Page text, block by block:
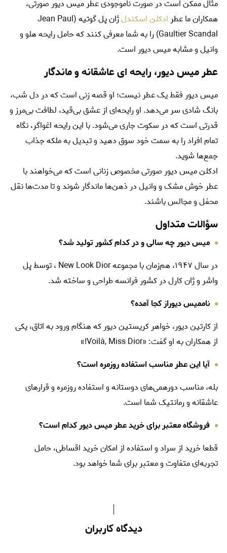
مثال ممکن است در صورت ناموجودی عطر میس دیور صورتی،
همکاران ما عطر ادکلن اسکندل
ژان پل گوتیه (Jean Paul
Gaultier Scandal) را به شما معرفی کنند که حامل رایحه هلو و
وانیل و مشابه میس دیور است.
عطر میس دیور، رایحه ای عاشقانه و ماندگار
میس دیور فقط یک عطر نیست؛ او قصه‌ زنی ا‌ست که در دل شب،
بانگ شادی سر می‌دهد. او رایحه‌ای از عشق بی‌قید، لطافت بی‌مرز و
قدرتی است که در سکوت جاری‌ می‌شود. با این رایحه اغواگر، نگاه
تمام افراد را به سمت خود سوق دهید و تبدیل به ملکه جذاب
جمع‌ها شوید.
ادکلن میس دیور صورتی مخصوص زنانی است که می‌خواهند با
عطر خوش مشک و وانیل در ذهن‌ها ماندگار شوند و تا مدت‌ها نقل
محفل و مجالس باشند.
سؤالات متداول
میس دیور چه سالی و در کدام کشور تولید شد؟
در سال ۱۹۴۷، هم‌زمان با مجموعه New Look Dior ، توسط پل
واشر و ژان کارل در کشور فرانسه طراحی و ساخته شد.
ناممیس دیوراز کجا آمده؟
از کارتین دیور، خواهر کریستین دیور که هنگام ورود به اتاق، یکی
از همکاران به او گفت: «Voilà, Miss Dior!»
آیا این عطر مناسب استفاده روزمره است؟
بله، مناسب دورهمی‌های دوستانه و استفاده روزمره و قرارهای
عاشقانه و رمانتیک شما است.
فروشگاه معتبر برای خرید عطر میس دیور کدام است؟
قطعا خرید از سراد و استفاده از امکان خرید اقساطی، حامل
تجربه‌ای متفاوت و معتبر برای شما خواهد بود.
دیدگاه کاربران